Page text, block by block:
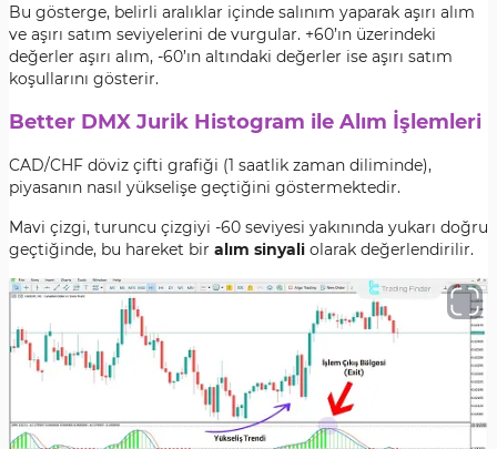
Bu gösterge, belirli aralıklar içinde salınım yaparak aşırı alım
ve aşırı satım seviyelerini de vurgular. +60’ın üzerindeki
değerler aşırı alım, -60’ın altındaki değerler ise aşırı satım
koşullarını gösterir.
Better DMX Jurik Histogram ile Alım İşlemleri
CAD/CHF döviz çifti grafiği (1 saatlik zaman diliminde),
piyasanın nasıl yükselişe geçtiğini göstermektedir.
Mavi çizgi, turuncu çizgiyi -60 seviyesi yakınında yukarı doğru
geçtiğinde, bu hareket bir alım sinyali olarak değerlendirilir.